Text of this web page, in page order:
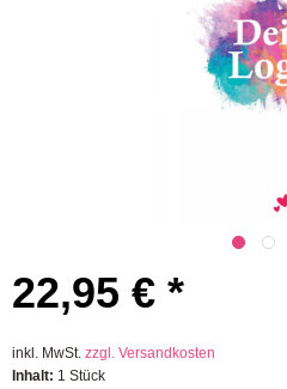
22,95 € *
inkl. MwSt. zzgl. Versandkosten
Inhalt: 1 Stück